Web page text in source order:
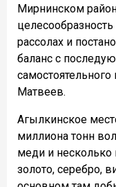
Мирнинском
рассолах и
баланс с
Матвеев.
Агылкинское
миллиона тонн
меди и несколько
золото, серебро,